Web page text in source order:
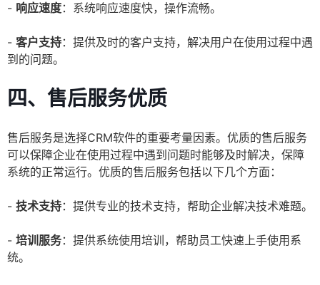
- 响应速度：系统响应速度快，操作流畅。
- 客户支持：提供及时的客户支持，解决用户在使用过程中遇
到的问题。
四、售后服务优质
售后服务是选择CRM软件的重要考量因素。优质的售后服务
可以保障企业在使用过程中遇到问题时能够及时解决，保障
系统的正常运行。优质的售后服务包括以下几个方面：
- 技术支持：提供专业的技术支持，帮助企业解决技术难题。
- 培训服务：提供系统使用培训，帮助员工快速上手使用系
统。